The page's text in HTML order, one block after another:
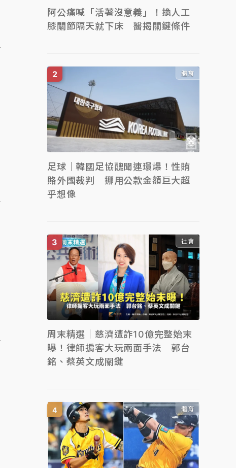
阿公痛喊「活著沒意義」！換人工
膝關節隔天就下床 醫揭關鍵條件
體育
足球｜韓國足協醜聞連環爆！性賄
賂外國裁判 挪用公款金額巨大超
乎想像
社會
周末精選｜慈濟遭詐10億完整始末
曝！律師掮客大玩兩面手法 郭台
銘、蔡英文成關鍵
體育